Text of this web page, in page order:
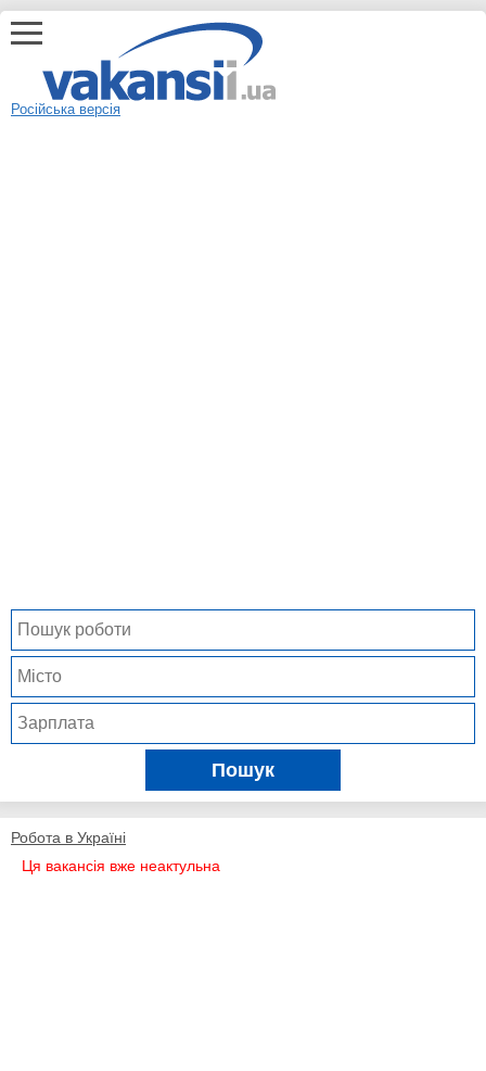
Російська версія
Пошук
Робота в Україні
Ця вакансія вже неактульна